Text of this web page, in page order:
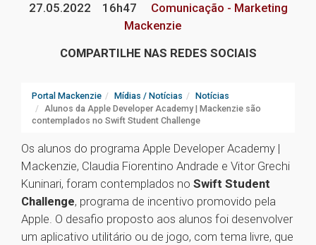
27.05.2022
16h47
Comunicação - Marketing
Mackenzie
COMPARTILHE NAS REDES SOCIAIS
Portal Mackenzie Mídias / Notícias
Notícias
Alunos da Apple Developer Academy | Mackenzie são
contemplados no Swift Student Challenge
Os alunos do programa Apple Developer Academy |
Mackenzie, Claudia Fiorentino Andrade e Vitor Grechi
Kuninari, foram contemplados no Swift Student
Challenge, programa de incentivo promovido pela
Apple. O desafio proposto aos alunos foi desenvolver
um aplicativo utilitário ou de jogo, com tema livre, que